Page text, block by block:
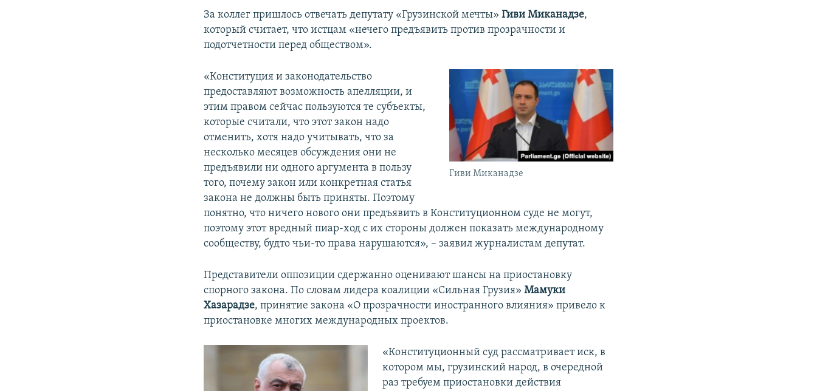
За коллег пришлось отвечать депутату «Грузинской мечты»Гиви Миканадзе,
который считает, что истцам «нечего предъявить против прозрачности и
подотчетности перед обществом».
Гиви Миканадзе
«Конституция и законодательство
предоставляют возможность апелляции, и
этим правом сейчас пользуются те субъекты,
которые считали, что этот закон надо
отменить, хотя надо учитывать, что за
несколько месяцев обсуждения они не
предъявили ни одного аргумента в пользу
того, почему закон или конкретная статья
закона не должны быть приняты. Поэтому
понятно, что ничего нового они предъявить в Конституционном суде не могут,
поэтому этот вредный пиар-ход с их стороны должен показать международному
сообществу, будто чьи-то права нарушаются», – заявил журналистам депутат.
Представители оппозиции сдержанно оценивают шансы на приостановку
спорного закона. По словам лидера коалиции «Сильная Грузия»Мамуки
Хазарадзе, принятие закона «О прозрачности иностранного влияния» привело к
приостановке многих международных проектов.
«Конституционный суд рассматривает иск, в
котором мы, грузинский народ, в очередной
раз требуем приостановки действия